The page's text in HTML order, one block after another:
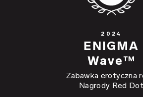
2024
ENIGMA
Wave™
Zabawka erotyczna
Nagrody Red Dot